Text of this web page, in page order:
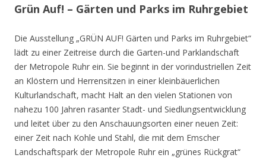
Grün Auf! – Gärten und Parks im Ruhrgebiet
Die Ausstellung „GRÜN AUF! Gärten und Parks im Ruhrgebiet“
lädt zu einer Zeitreise durch die Garten-und Parklandschaft
der Metropole Ruhr ein. Sie beginnt in der vorindustriellen Zeit
an Klöstern und Herrensitzen in einer kleinbäuerlichen
Kulturlandschaft, macht Halt an den vielen Stationen von
nahezu 100 Jahren rasanter Stadt- und Siedlungsentwicklung
und leitet über zu den Anschauungsorten einer neuen Zeit:
einer Zeit nach Kohle und Stahl, die mit dem Emscher
Landschaftspark der Metropole Ruhr ein „grünes Rückgrat“